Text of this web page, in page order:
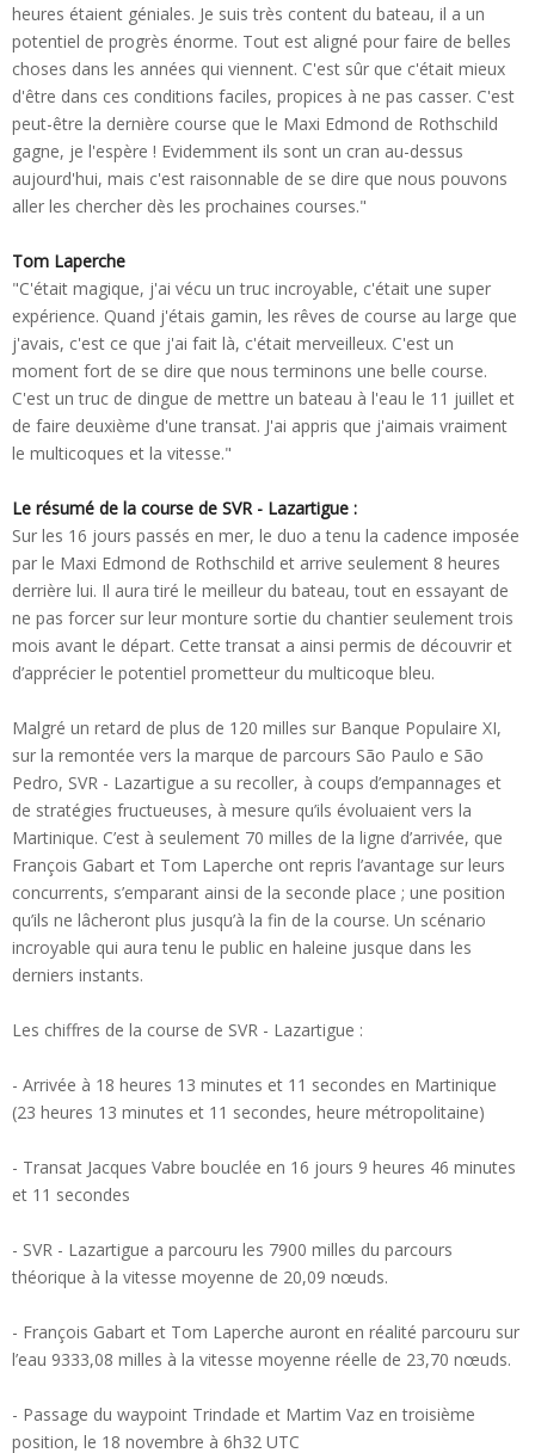
heures étaient géniales. Je suis très content du bateau, il a un
potentiel de progrès énorme. Tout est aligné pour faire de belles
choses dans les années qui viennent. C'est sûr que c'était mieux
d'être dans ces conditions faciles, propices à ne pas casser. C'est
peut-être la dernière course que le Maxi Edmond de Rothschild
gagne, je l'espère ! Evidemment ils sont un cran au-dessus
aujourd'hui, mais c'est raisonnable de se dire que nous pouvons
aller les chercher dès les prochaines courses."
Tom Laperche
"C'était magique, j'ai vécu un truc incroyable, c'était une super
expérience. Quand j'étais gamin, les rêves de course au large que
j'avais, c'est ce que j'ai fait là, c'était merveilleux. C'est un
moment fort de se dire que nous terminons une belle course.
C'est un truc de dingue de mettre un bateau à l'eau le 11 juillet et
de faire deuxième d'une transat. J'ai appris que j'aimais vraiment
le multicoques et la vitesse."
Le résumé de la course de SVR - Lazartigue :
Sur les 16 jours passés en mer, le duo a tenu la cadence imposée
par le Maxi Edmond de Rothschild et arrive seulement 8 heures
derrière lui. Il aura tiré le meilleur du bateau, tout en essayant de
ne pas forcer sur leur monture sortie du chantier seulement trois
mois avant le départ. Cette transat a ainsi permis de découvrir et
d’apprécier le potentiel prometteur du multicoque bleu.
Malgré un retard de plus de 120 milles sur Banque Populaire XI,
sur la remontée vers la marque de parcours São Paulo e São
Pedro, SVR - Lazartigue a su recoller, à coups d’empannages et
de stratégies fructueuses, à mesure qu’ils évoluaient vers la
Martinique. C’est à seulement 70 milles de la ligne d’arrivée, que
François Gabart et Tom Laperche ont repris l’avantage sur leurs
concurrents, s’emparant ainsi de la seconde place ; une position
qu’ils ne lâcheront plus jusqu’à la fin de la course. Un scénario
incroyable qui aura tenu le public en haleine jusque dans les
derniers instants.
Les chiffres de la course de SVR - Lazartigue :
- Arrivée à 18 heures 13 minutes et 11 secondes en Martinique
(23 heures 13 minutes et 11 secondes, heure métropolitaine)
- Transat Jacques Vabre bouclée en 16 jours 9 heures 46 minutes
et 11 secondes
- SVR - Lazartigue a parcouru les 7900 milles du parcours
théorique à la vitesse moyenne de 20,09 nœuds.
- François Gabart et Tom Laperche auront en réalité parcouru sur
l’eau 9333,08 milles à la vitesse moyenne réelle de 23,70 nœuds.
- Passage du waypoint Trindade et Martim Vaz en troisième
position, le 18 novembre à 6h32 UTC